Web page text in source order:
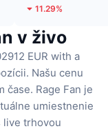
11.29%
v živo
EUR with a
Našu cenu
čase. Rage Fan je
umiestnenie
live trhovou